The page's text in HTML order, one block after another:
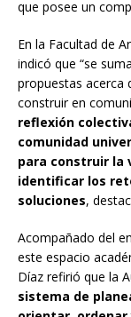
que posee un
En la Facultad de
indicó que “se
propuestas acerca
construir en
reflexión
comunidad
para construir la
identificar los
soluciones,
Acompañado del
este espacio
Díaz refirió que la
sistema de